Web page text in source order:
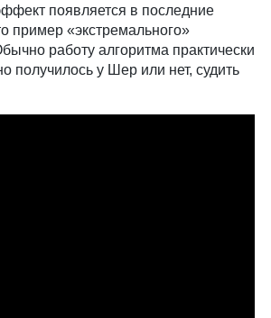
появляется в последние
пример «экстремального»
работу алгоритма практически
получилось у Шер или нет, судить